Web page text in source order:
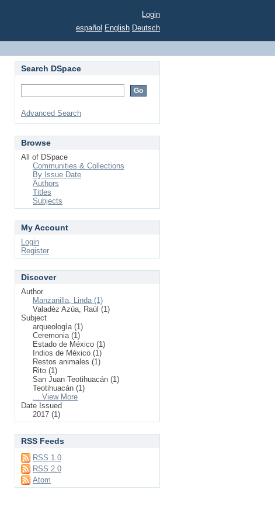
Login
español English Deutsch
Search DSpace
Advanced Search
Browse
All of DSpace
Communities & Collections
By Issue Date
Authors
Titles
Subjects
My Account
Login
Register
Discover
Author
Manzanilla, Linda (1)
Valadéz Azúa, Raúl (1)
Subject
arqueología (1)
Ceremonia (1)
Estado de México (1)
Indios de México (1)
Restos animales (1)
Rito (1)
San Juan Teotihuacán (1)
Teotihuacán (1)
... View More
Date Issued
2017 (1)
RSS Feeds
RSS 1.0
RSS 2.0
Atom